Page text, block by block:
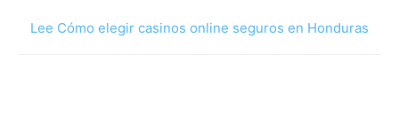
Lee Cómo elegir casinos online seguros en Honduras